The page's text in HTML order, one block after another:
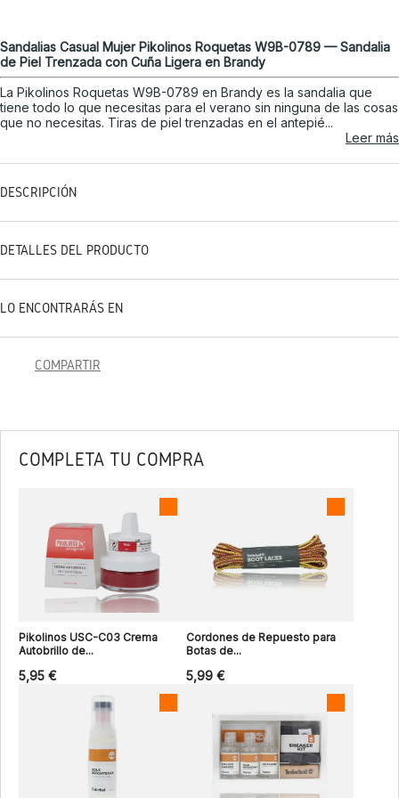
Sandalias Casual Mujer Pikolinos Roquetas W9B-0789 — Sandalia
de Piel Trenzada con Cuña Ligera en Brandy
La Pikolinos Roquetas W9B-0789 en Brandy es la sandalia que
tiene todo lo que necesitas para el verano sin ninguna de las cosas
que no necesitas. Tiras de piel trenzadas en el antepié...
Leer más
DESCRIPCIÓN
DETALLES DEL PRODUCTO
LO ENCONTRARÁS EN
COMPARTIR
COMPLETA TU COMPRA
Pikolinos USC-C03 Crema
Autobrillo de...
5,95 €
Cordones de Repuesto para
Botas de...
5,99 €